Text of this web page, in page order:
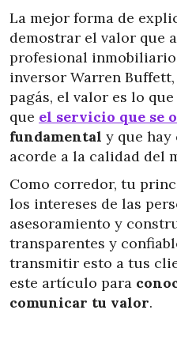
La mejor forma de
demostrar el valor que
profesional
inversor Warren
pagás, el valor es lo
que el servicio que se
fundamental y que
acorde a la calidad del
Como corredor, tu
los intereses de las
asesoramiento y
transparentes y
transmitir esto a tus
este artículo para
comunicar tu valor.